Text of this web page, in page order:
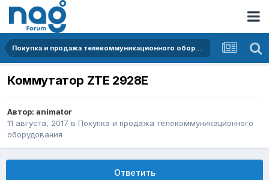
Покупка и продажа телекоммуникационного оборудования
Коммутатор ZTE 2928E
Автор: animator
11 августа, 2017 в Покупка и продажа телекоммуникационного
оборудования
Ответить